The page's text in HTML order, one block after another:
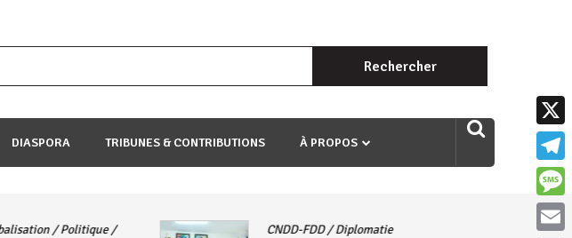
igihugu cakwibarutse .Wewe uri ngaha ndagusigiye iki kibazo : Uriko ukora iki kugira ngo
Rechercher :
DIASPORA TRIBUNES & CONTRIBUTIONS À PROPOS
/Politique/
CNDD-FDD/Diplomatie
X